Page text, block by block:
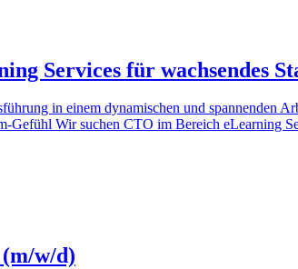
Services für wachsendes
in einem dynamischen und spannenden
Gefühl Wir suchen CTO im Bereich eLearning
w/d)